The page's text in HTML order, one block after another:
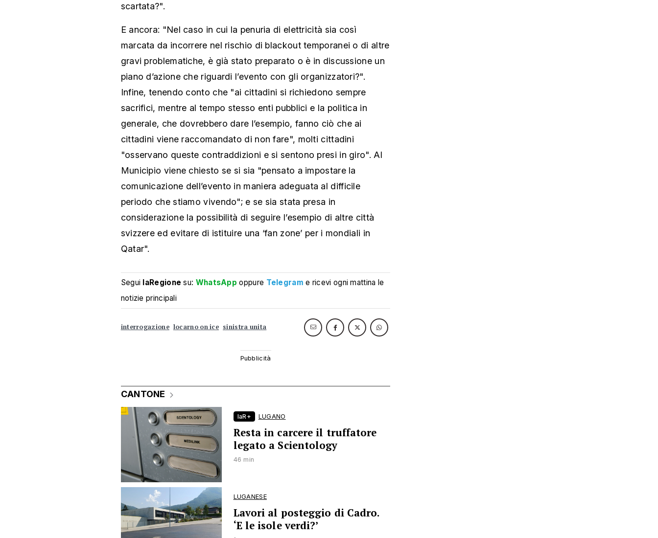
scartata?".
E ancora: "Nel caso in cui la penuria di elettricità sia così
marcata da incorrere nel rischio di blackout temporanei o di altre
gravi problematiche, è già stato preparato o è in discussione un
piano d’azione che riguardi l’evento con gli organizzatori?".
Infine, tenendo conto che "ai cittadini si richiedono sempre
sacrifici, mentre al tempo stesso enti pubblici e la politica in
generale, che dovrebbero dare l’esempio, fanno ciò che ai
cittadini viene raccomandato di non fare", molti cittadini
"osservano queste contraddizioni e si sentono presi in giro". Al
Municipio viene chiesto se si sia "pensato a impostare la
comunicazione dell’evento in maniera adeguata al difficile
periodo che stiamo vivendo"; e se sia stata presa in
considerazione la possibilità di seguire l’esempio di altre città
svizzere ed evitare di istituire una ‘fan zone’ per i mondiali in
Qatar".
Segui laRegione su: WhatsApp oppure Telegram e ricevi ogni mattina le
notizie principali
interrogazione locarno on ice sinistra unita
CANTONE
laR+ LUGANO
Resta in carcere il truffatore
legato a Scientology
46 min
LUGANESE
Lavori al posteggio di Cadro.
‘E le isole verdi?’